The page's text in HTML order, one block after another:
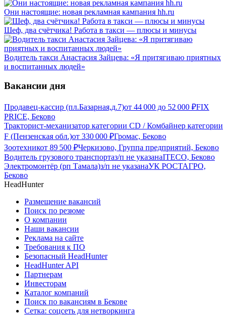
Они настоящие: новая рекламная кампания hh.ru
Шеф, два счётчика! Работа в такси — плюсы и минусы
Водитель такси Анастасия Зайцева: «Я притягиваю приятных
и воспитанных людей»
Вакансии дня
Продавец-кассир (пл.Базарная,д.7)от 44 000 до 52 000 ₽FIX
PRICE, Беково
Тракторист-механизатор категории CD / Комбайнер категории
F (Пензенская обл.)от 330 000 ₽Громас, Беково
Зоотехникот 89 500 ₽Черкизово, Группа предприятий, Беково
Водитель грузового транспортаз/п не указанаITECO, Беково
Электромонтёр (рп Тамала)з/п не указанаУК РОСТАГРО,
Беково
HeadHunter
Размещение вакансий
Поиск по резюме
О компании
Наши вакансии
Реклама на сайте
Требования к ПО
Безопасный HeadHunter
HeadHunter API
Партнерам
Инвесторам
Каталог компаний
Поиск по вакансиям в Бекове
Сетка: соцсеть для нетворкинга